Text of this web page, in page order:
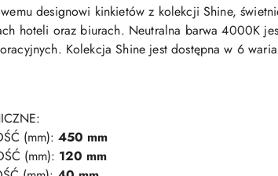
designowi kinkietów z kolekcji Shine,
hoteli oraz biurach. Neutralna barwa 4000K
Kolekcja Shine jest dostępna w 6
(mm): 450 mm
(mm): 120 mm